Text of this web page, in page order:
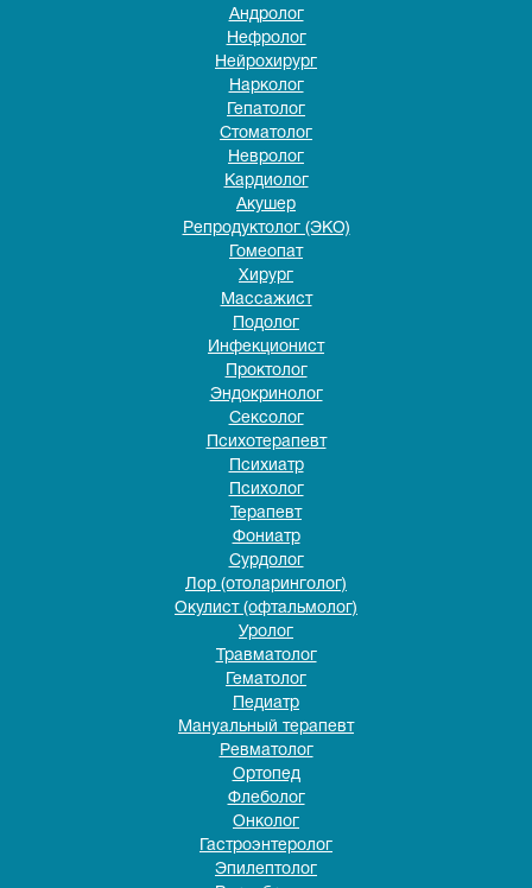
Андролог
Нефролог
Нейрохирург
Нарколог
Гепатолог
Стоматолог
Невролог
Кардиолог
Акушер
Репродуктолог (ЭКО)
Гомеопат
Хирург
Массажист
Подолог
Инфекционист
Проктолог
Эндокринолог
Сексолог
Психотерапевт
Психиатр
Психолог
Терапевт
Фониатр
Сурдолог
Лор (отоларинголог)
Окулист (офтальмолог)
Уролог
Травматолог
Гематолог
Педиатр
Мануальный терапевт
Ревматолог
Ортопед
Флеболог
Онколог
Гастроэнтеролог
Эпилептолог